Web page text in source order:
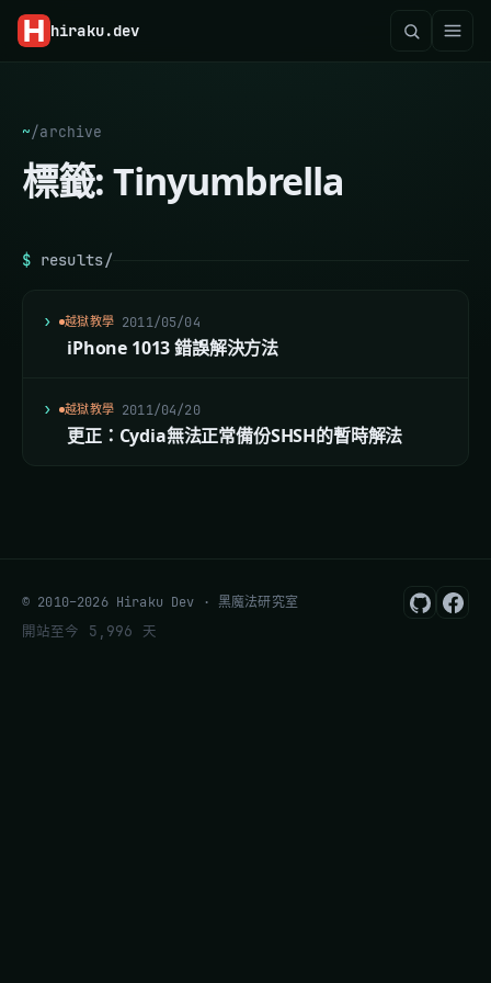
hiraku.dev
~/archive
標籤:Tinyumbrella
$ results/
2011/05/04
越獄教學
iPhone 1013 錯誤解決方法
2011/04/20
越獄教學
更正：Cydia無法正常備份SHSH的暫時解法
© 2010–2026 Hiraku Dev · 黑魔法研究室
開站至今 5,996 天